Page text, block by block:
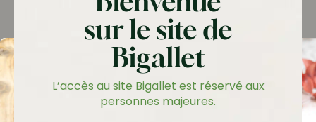
sur le site de
Bigallet
L’accès au site Bigallet est réservé aux
personnes majeures.